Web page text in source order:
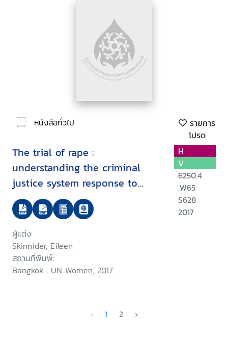
หนังสือทั่วไป
รายการ
โปรด
The trial of rape :
understanding the criminal
justice system response to
sexual violence in Thailand
and Vietnam
ผู้แต่ง:
Skinnider, Eileen
สถานที่พิมพ์:
Bangkok : UN Women, 2017.
H
V
6250.4
.W65
S628
2017
‹ 1 2 ›